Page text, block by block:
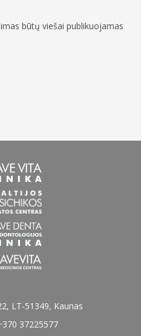
būtų viešai publikuojamas
LT-51349, Kaunas
37225577